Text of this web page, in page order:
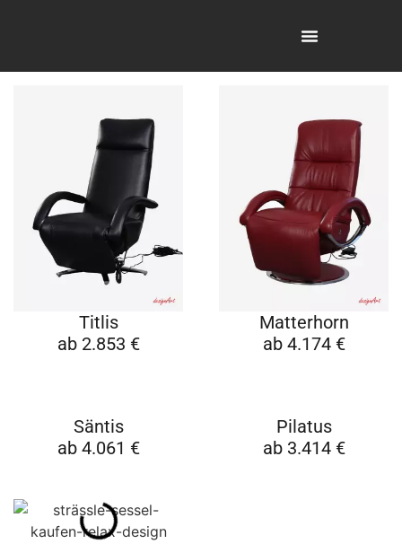
Titlis
ab 2.853 €
Matterhorn
ab 4.174 €
Säntis
ab 4.061 €
Pilatus
ab 3.414 €